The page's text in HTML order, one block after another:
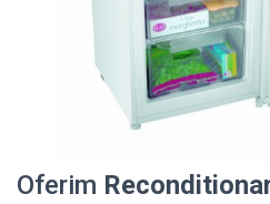
Oferim